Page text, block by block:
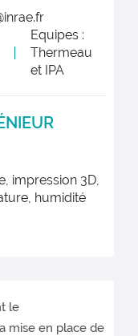
Equipes :
Thermeau
et IPA
impression 3D,
humidité
le
mise en place de